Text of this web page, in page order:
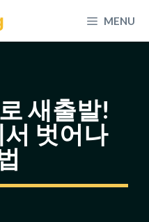
MENU
새출발!
벗어나